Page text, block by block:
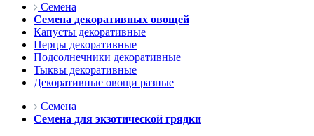
Семена
Семена декоративных овощей
Капусты декоративные
Перцы декоративные
Подсолнечники декоративные
Тыквы декоративные
Декоративные овощи разные
Семена
Семена для экзотической грядки